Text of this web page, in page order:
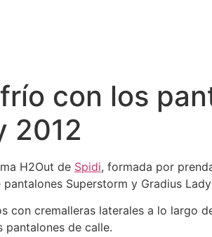
con los
2012
H2Out de Spidi, formada por
pantalones Superstorm y Gradius
con cremalleras laterales a lo largo
pantalones de calle.